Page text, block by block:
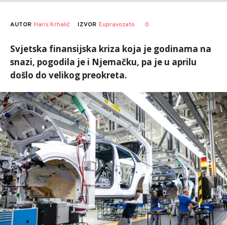
AUTOR Haris Krhalić IZVOR Eupravozato 0
Svjetska finansijska kriza koja je godinama na
snazi, pogodila je i Njemačku, pa je u aprilu
došlo do velikog preokreta.